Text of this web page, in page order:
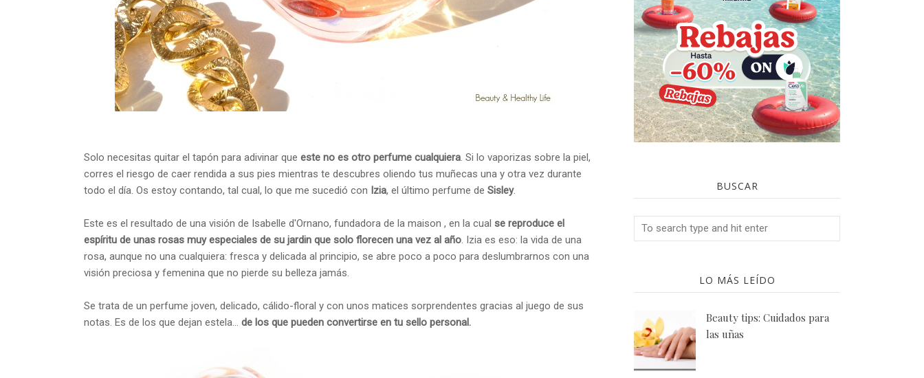
Solo necesitas quitar el tapón para adivinar que este no es otro perfume cualquiera. Si lo vaporizas sobre la piel,
corres el riesgo de caer rendida a sus pies mientras te descubres oliendo tus muñecas una y otra vez durante
todo el día. Os estoy contando, tal cual, lo que me sucedió con Izia, el último perfume de Sisley.
Este es el resultado de una visión de Isabelle d'Ornano, fundadora de la maison , en la cual se reproduce el
espíritu de unas rosas muy especiales de su jardin que solo florecen una vez al año. Izia es eso: la vida de una
rosa, aunque no una cualquiera: fresca y delicada al principio, se abre poco a poco para deslumbrarnos con una
visión preciosa y femenina que no pierde su belleza jamás.
Se trata de un perfume joven, delicado, cálido-floral y con unos matices sorprendentes gracias al juego de sus
notas. Es de los que dejan estela... de los que pueden convertirse en tu sello personal.
BUSCAR
LO MÁS LEÍDO
Beauty tips: Cuidados para
las uñas